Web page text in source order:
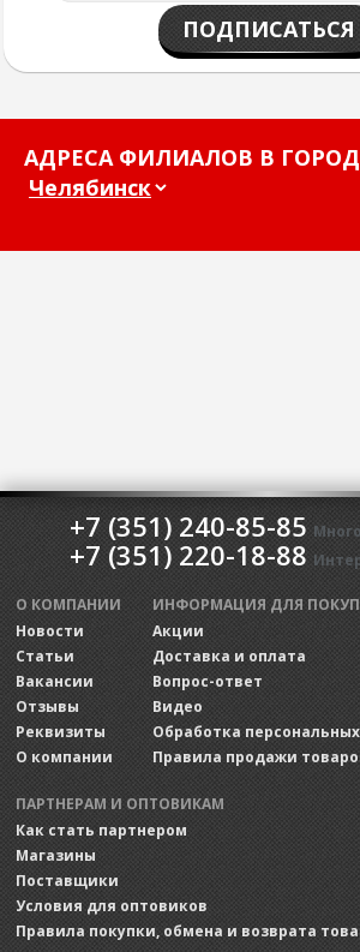
ПОДПИСАТЬСЯ
АДРЕСА ФИЛИАЛОВ В
+7 (351) 240-85-85
+7 (351) 220-18-88
О КОМПАНИИ
Новости
Статьи
Вакансии
Отзывы
Реквизиты
О компании
ИНФОРМАЦИЯ ДЛЯ
Акции
Доставка и оплата
Вопрос-ответ
Видео
Обработка
Правила продажи
ПАРТНЕРАМ И ОПТОВИКАМ
Как стать партнером
Магазины
Поставщики
Условия для оптовиков
Правила покупки, обмена и возврата